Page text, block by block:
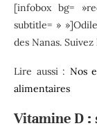
[infobox bg=
subtitle= »
des Nanas. Suivez
Lire aussi : Nos
alimentaires
Vitamine D :